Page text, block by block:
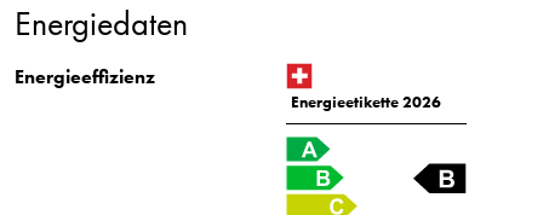
Energiedaten
Energieeffizienz
Energieetikette 2026